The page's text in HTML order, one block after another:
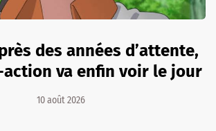
des années d’attente,
va enfin voir le jour
10 août 2026